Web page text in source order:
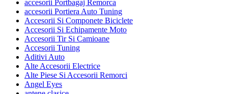
accesorii Portbagaj Remorca
accesorii Portiera Auto Tuning
Accesorii Si Componete Biciclete
Accesorii Si Echipamente Moto
Accesorii Tir Si Camioane
Accesorii Tuning
Aditivi Auto
Alte Accesorii Electrice
Alte Piese Si Accesorii Remorci
Angel Eyes